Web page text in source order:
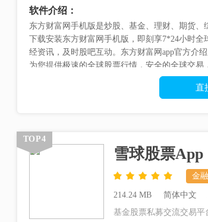
软件介绍：
东方财富网手机版是炒股、基金、理财、期货、
下载安装东方财富网手机版，即刻享7*24小时
经资讯，及时股吧互动。东方财富网app官方介
为您提供极速的全球股票行情，安全的全球交
直
TOP4
雪球股票App
金
214.24 MB 简体中文
基金股票私募交流交易平